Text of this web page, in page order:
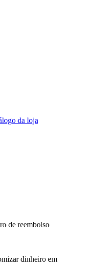
da loja
de reembolso
dinheiro em